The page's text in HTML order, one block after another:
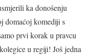
ka donošenju
domaćoj komediji s
prvi korak u pravcu
u regiji! Još jedna